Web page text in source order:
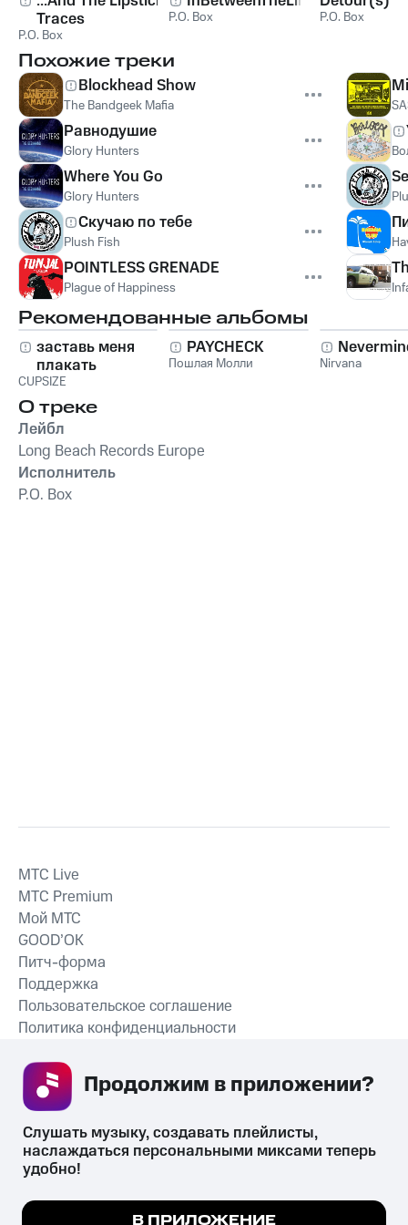
Traces
P.O. Box
P.O. Box P.O. Box
Похожие треки
Blockhead Show
The Bandgeek Mafia
Равнодушие
Glory Hunters
Where You Go
Glory Hunters
Скучаю по тебе
Plush Fish
POINTLESS GRENADE
Plague of Happiness
Рекомендованные альбомы
заставь меня
плакать
CUPSIZE
PAYCHECK
Пошлая Молли Nirvana
О треке
Лейбл
Long Beach Records Europe
Исполнитель
P.O. Box
СКАЧАТЬ ПРИЛОЖЕНИЕ
MTС Live
MTС Premium
Мой МТС
GOOD’OK
Питч-форма
Поддержка
Пользовательское соглашение
Политика конфиденциальности
психотропных веществ, их аналогов причиняет вред здоровью,
Мы используем куки, чтобы на сайте все
Слушать музыку, создавать плейлисты,
наслаждаться персональными миксами теперь
удобно!
В ПРИЛОЖЕНИЕ